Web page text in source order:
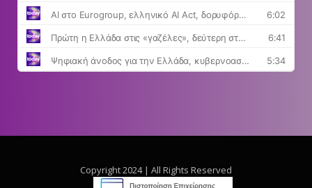
Copyright 2024 | All Rights Reserved